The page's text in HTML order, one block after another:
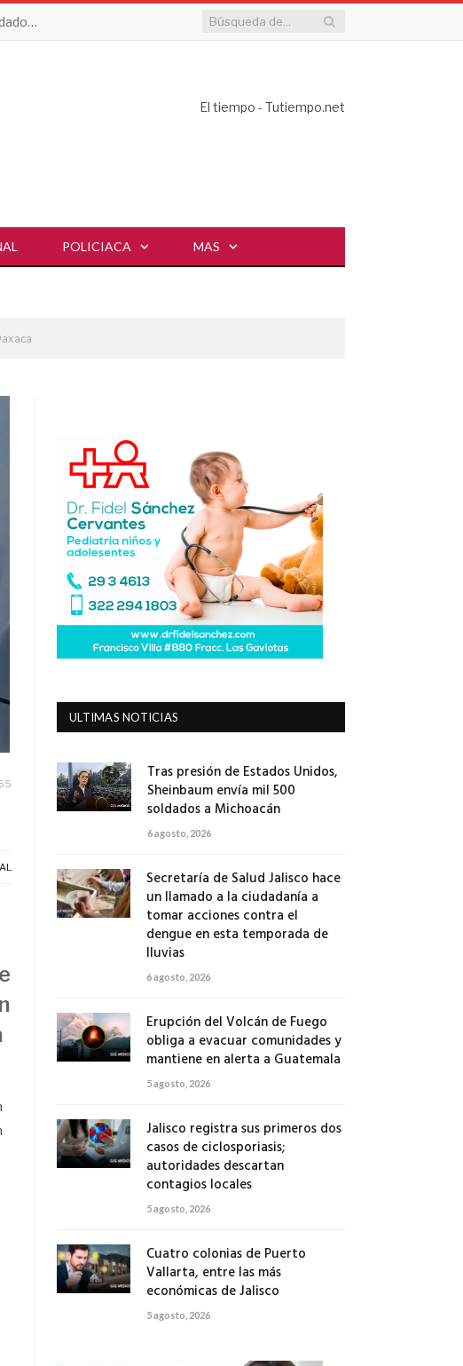
Tras presión de Estados Unidos, Sheinbaum envía mil 500 soldados a Michoacán
El tiempo - Tutiempo.net
POLICIACA MAS
ULTIMAS NOTICIAS
Tras presión de Estados Unidos,
Sheinbaum envía mil 500
soldados a Michoacán
6 agosto, 2026
Secretaría de Salud Jalisco hace
un llamado a la ciudadanía a
tomar acciones contra el
dengue en esta temporada de
lluvias
6 agosto, 2026
Erupción del Volcán de Fuego
obliga a evacuar comunidades y
mantiene en alerta a Guatemala
5 agosto, 2026
Jalisco registra sus primeros dos
casos de ciclosporiasis;
autoridades descartan
contagios locales
5 agosto, 2026
Cuatro colonias de Puerto
Vallarta, entre las más
económicas de Jalisco
5 agosto, 2026